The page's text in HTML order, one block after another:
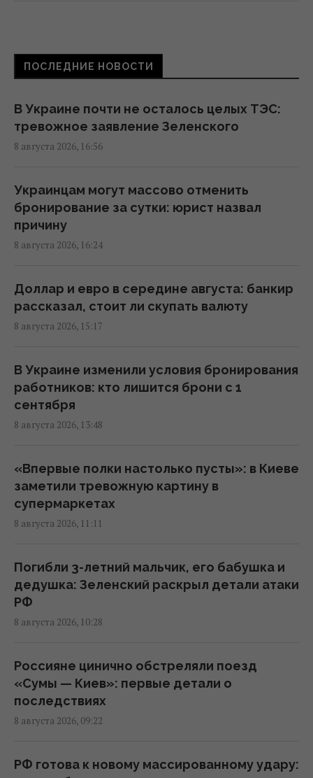
15:04 суббота, 08 августа 2026
Россия уничтожает украинское сельское
хозяйство и саму природу Украины, –
Forbes
Вучич заявил, что не видит путей для
скорейшего завершения войны в Украине
14:32 суббота, 08 августа 2026
В Кировоградской области разбился
боевой вертолет: что известно
12:17 суббота, 08 августа 2026
Украина согласилась не нападать на
нероссийские танкеры с нефтью в Черном
море, - Bloomberg
11:24 суббота, 08 августа 2026
В России загорелись сразу два крупных
НПЗ после атаки украинских дронов
10:55 суббота, 08 августа 2026
Воздушные силы раскрыли детали ночной
атаки РФ
09:26 суббота, 08 августа 2026
ПВО, не оставляя шанса на реакцию, - CNN
08:30 суббота, 08 августа 2026
Россияне в очередной раз атаковали Киев:
пострадавшие
ПОСЛЕДНИЕ НОВОСТИ
В Украине почти не осталось целых ТЭС:
тревожное заявление Зеленского
8 августа 2026, 16:56
Украинцам могут массово отменить
бронирование за сутки: юрист назвал
причину
8 августа 2026, 16:24
Доллар и евро в середине августа: банкир
рассказал, стоит ли скупать валюту
8 августа 2026, 15:17
В Украине изменили условия бронирования
работников: кто лишится брони с 1
сентября
8 августа 2026, 13:48
«Впервые полки настолько пусты»: в Киеве
заметили тревожную картину в
супермаркетах
8 августа 2026, 11:11
Погибли 3-летний мальчик, его бабушка и
дедушка: Зеленский раскрыл детали атаки
РФ
8 августа 2026, 10:28
Россияне цинично обстреляли поезд
«Сумы — Киев»: первые детали о
последствиях
8 августа 2026, 09:22
РФ готова к новому массированному удару: